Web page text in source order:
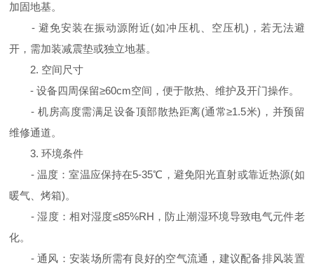
加固地基。
- 避免安装在振动源附近(如冲压机、空压机)，若无法避
开，需加装减震垫或独立地基。
2. 空间尺寸
- 设备四周保留≥60cm空间，便于散热、维护及开门操作。
- 机房高度需满足设备顶部散热距离(通常≥1.5米)，并预留
维修通道。
3. 环境条件
- 温度：室温应保持在5-35℃，避免阳光直射或靠近热源(如
暖气、烤箱)。
- 湿度：相对湿度≤85%RH，防止潮湿环境导致电气元件老
化。
- 通风：安装场所需有良好的空气流通，建议配备排风装置